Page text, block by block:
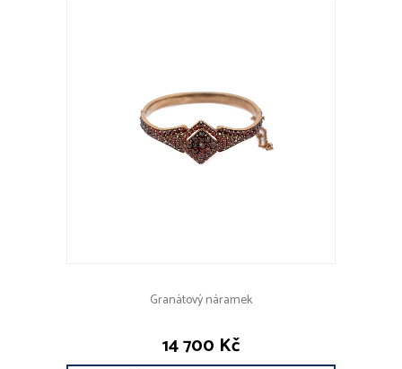
Granátový náramek
14 700 Kč